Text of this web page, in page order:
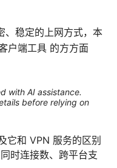
、稳定的上网方式，本
户端工具 的方方面
with AI assistance.
before relying on
它和 VPN 服务的区别
时连接数、跨平台支